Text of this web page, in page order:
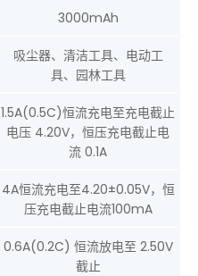
3000mAh
吸尘器、清洁工具、电动工
具、园林工具
1.5A(0.5C)恒流充电至充电截止
电压 4.20V，恒压充电截止电
流 0.1A
4A恒流充电至4.20±0.05V，恒
压充电截止电流100mA
0.6A(0.2C) 恒流放电至 2.50V
截止